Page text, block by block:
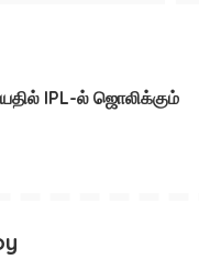
IPL-ல் ஜொலிக்கும்